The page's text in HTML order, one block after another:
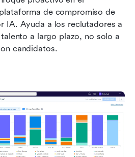
de compromiso de
IA. Ayuda a los reclutadores a
a largo plazo, no solo a
candidatos.